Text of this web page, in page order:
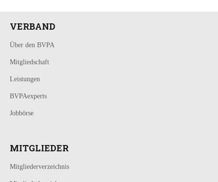
VERBAND
Über den BVPA
Mitgliedschaft
Leistungen
BVPAexperts
Jobbörse
MITGLIEDER
Mitgliederverzeichnis